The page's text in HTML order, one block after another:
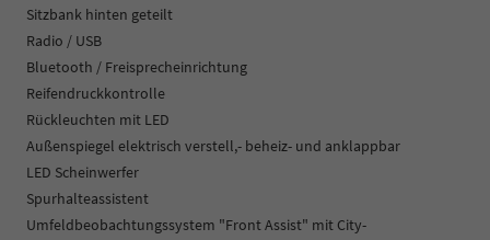
Sitzbank hinten geteilt
Radio / USB
Bluetooth / Freisprecheinrichtung
Reifendruckkontrolle
Rückleuchten mit LED
Außenspiegel elektrisch verstell,- beheiz- und anklappbar
LED Scheinwerfer
Spurhalteassistent
Umfeldbeobachtungssystem "Front Assist" mit City-